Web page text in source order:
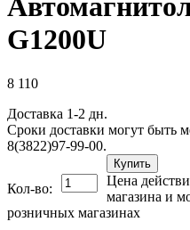
G1200U
8 110
Доставка 1-2 дн.
Сроки доставки могут быть
8(3822)97-99-00.
Кол-во:
Купить
Цена
магазина и
розничных магазинах